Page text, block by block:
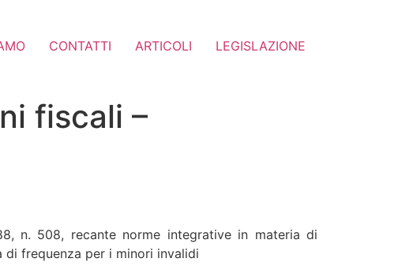
CONTATTI ARTICOLI LEGISLAZIONE
fiscali –
n. 508, recante norme integrative in materia di
di frequenza per i minori invalidi